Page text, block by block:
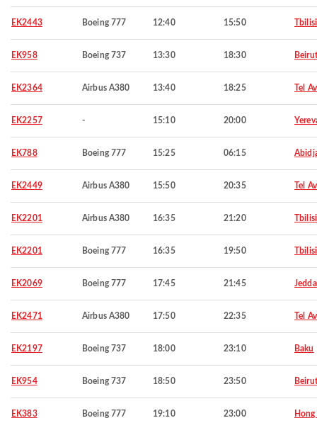
EK2443 Boeing 777 12:40 15:50 Tbilisi
EK958 Boeing 737 13:30 18:30 Beirut
EK2364 Airbus A380 13:40 18:25 Tel
EK2257 - 15:10 20:00
EK788 Boeing 777 15:25 06:15
EK2449 Airbus A380 15:50 20:35 Tel
EK2201 Airbus A380 16:35 21:20 Tbilisi
EK2201 Boeing 777 16:35 19:50 Tbilisi
EK2069 Boeing 777 17:45 21:45
EK2471 Airbus A380 17:50 22:35 Tel
EK2197 Boeing 737 18:00 23:10 Baku
EK954 Boeing 737 18:50 23:50 Beirut
EK383 Boeing 777 19:10 23:00